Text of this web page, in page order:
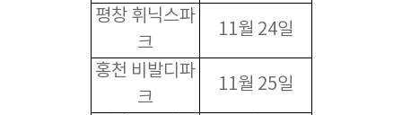
평창 휘닉스파
크
11월 24일
홍천 비발디파
크
11월 25일